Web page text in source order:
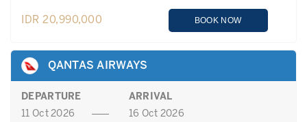
IDR 20,990,000 BOOK NOW
QANTAS AIRWAYS
DEPARTURE
ARRIVAL
11 Oct 2026
16 Oct 2026